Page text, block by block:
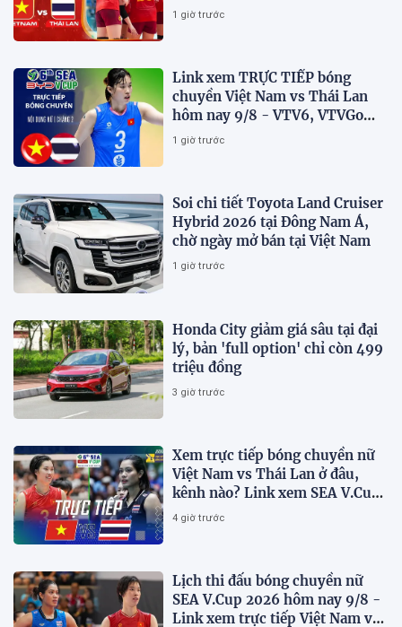
V.Cup 2026 mới nhất
1 giờ trước
Link xem TRỰC TIẾP bóng
chuyền Việt Nam vs Thái Lan
hôm nay 9/8 - VTV6, VTVGo
trực tiếp SEA V.Cup 2026 mới
1 giờ trước
Soi chi tiết Toyota Land Cruiser
Hybrid 2026 tại Đông Nam Á,
chờ ngày mở bán tại Việt Nam
1 giờ trước
Honda City giảm giá sâu tại đại
lý, bản 'full option' chỉ còn 499
triệu đồng
3 giờ trước
Xem trực tiếp bóng chuyền nữ
Việt Nam vs Thái Lan ở đâu,
kênh nào? Link xem SEA V.Cup
2026 mới nhất
4 giờ trước
Lịch thi đấu bóng chuyền nữ
SEA V.Cup 2026 hôm nay 9/8 -
Link xem trực tiếp Việt Nam vs